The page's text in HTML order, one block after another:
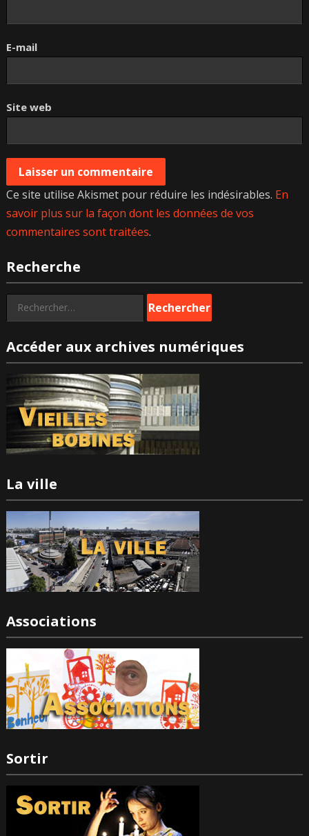
E-mail
Site web
Ce site utilise Akismet pour réduire les indésirables. En
savoir plus sur la façon dont les données de vos
commentaires sont traitées.
Recherche
Rechercher :
Accéder aux archives numériques
La ville
Associations
Sortir